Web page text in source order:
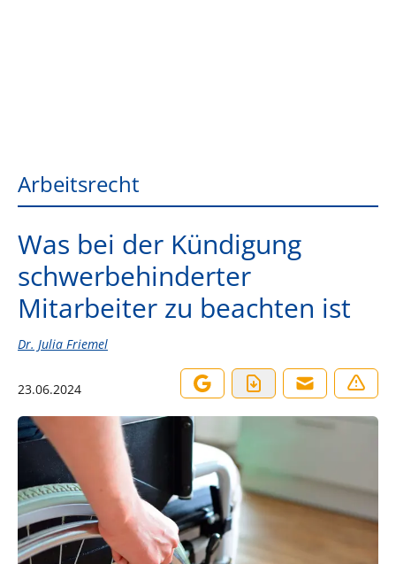
Arbeitsrecht
Was bei der Kündigung
schwerbehinderter
Mitarbeiter zu beachten ist
Dr. Julia Friemel
23.06.2024